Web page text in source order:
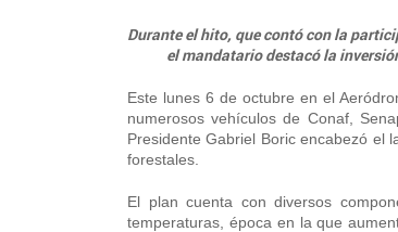
Durante el hito, que contó con la
el mandatario destacó la
Este lunes 6 de octubre en el
numerosos vehículos de Conaf,
Presidente Gabriel Boric encabezó el
forestales.
El plan cuenta con diversos
temperaturas, época en la que